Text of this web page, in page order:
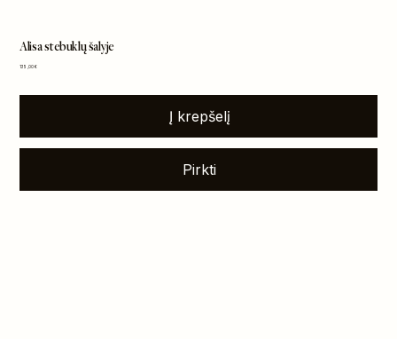
Alisa stebuklų šalyje
Kaina
135,00 €
Į krepšelį
Pirkti